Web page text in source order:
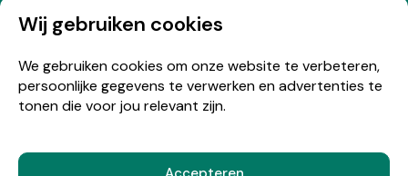
Wij gebruiken cookies
We gebruiken cookies om onze website te verbeteren,
persoonlijke gegevens te verwerken en advertenties te
tonen die voor jou relevant zijn.
Meld je aan voor de Prins nieuwsbrief